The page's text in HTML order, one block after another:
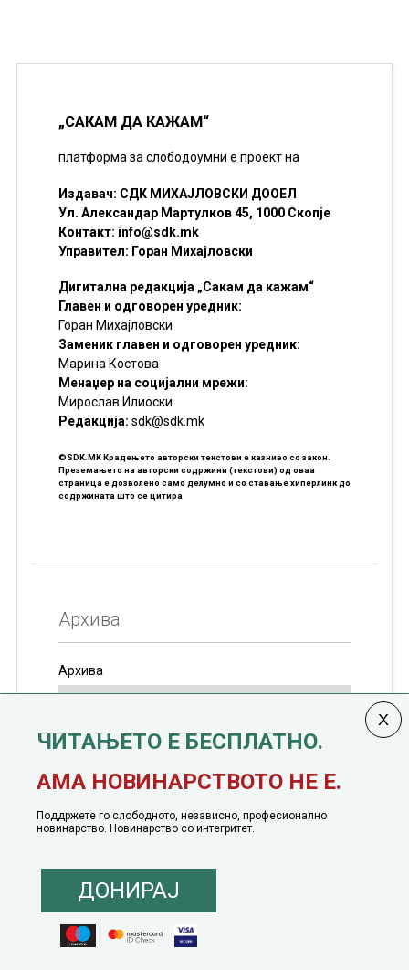
„САКАМ ДА КАЖАМ“
платформа за слободоумни е проект на
Издавач: СДК МИХАЈЛОВСКИ ДООЕЛ
Ул. Александар Мартулков 45, 1000 Скопје
Контакт: info@sdk.mk
Управител: Горан Михајловски
Дигитална редакција „Сакам да кажам“
Главен и одговорен уредник:
Горан Михајловски
Заменик главен и одговорен уредник:
Марина Костова
Менаџер на социјални мрежи:
Мирослав Илиоски
Редакцијa: sdk@sdk.mk
©SDK.MK Крадењето авторски текстови е казниво со закон.
Преземањето на авторски содржини (текстови) од оваа
страница е дозволено само делумно и со ставање хиперлинк до
содржината што се цитира
Архива
Архива
јануари, 1991 година
© 2016 - 2026 Сакам Да Кажам. Сите права задржани |
Понуда за политичко рекламирање
Политика на инклузија
Кодекс на однесување
ЧИТАЊЕТО Е БЕСПЛАТНО.
АМА НОВИНАРСТВОТО НЕ Е.
Поддржете го слободното, независно, професионално
новинарство. Новинарство со интегритет.
ДОНИРАЈ